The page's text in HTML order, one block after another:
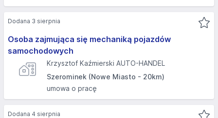
Osoba zajmująca się mechaniką pojazdów
samochodowych
Krzysztof Kaźmierski AUTO-HANDEL
Szerominek (Nowe Miasto - 20km)
umowa o pracę
Dodana 3 sierpnia
Dodana 4 sierpnia